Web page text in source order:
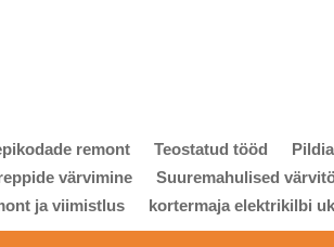
remont Teostatud tööd
värvimine
Suuremahulised
ja viimistlus
kortermaja elektrikilbi